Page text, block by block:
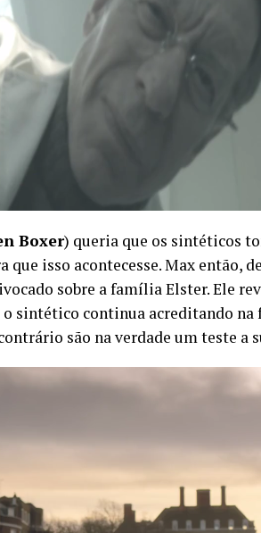
Boxer) queria que os sintéticos
isso acontecesse. Max então,
sobre a família Elster. Ele
sintético continua acreditando na
são na verdade um teste a